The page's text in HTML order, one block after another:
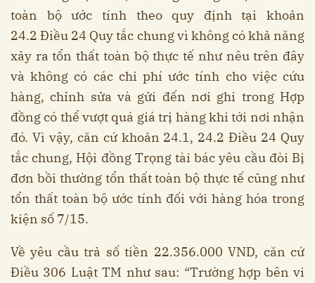
toàn bộ ước tính theo quy định tại khoản
24.2 Điều 24 Quy tắc chung vì không có khả năng
xảy ra tổn thất toàn bộ thực tế như nêu trên đây
và không có các chi phí ước tính cho việc cứu
hàng, chỉnh sửa và gửi đến nơi ghi trong Hợp
đồng có thể vượt quá giá trị hàng khi tới nơi nhận
đó. Vì vậy, căn cứ khoản 24.1, 24.2 Điều 24 Quy
tắc chung, Hội đồng Trọng tài bác yêu cầu đòi Bị
đơn bồi thường tổn thất toàn bộ thực tế cũng như
tổn thất toàn bộ ước tính đối với hàng hóa trong
kiện số 7/15.
Về yêu cầu trả số tiền 22.356.000 VND, căn cứ
Điều 306 Luật TM như sau: “Trường hợp bên vi